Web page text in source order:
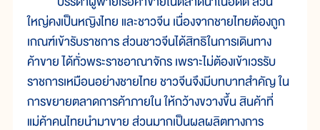
ใหญ่คงเป็นหญิงไทย และชาวจีน เนื่องจากชายไทยต้องถูก
เกณฑ์เข้ารับราชการ ส่วนชาวจีนได้สิทธิในการเดินทาง
ค้าขาย ได้ทั่วพระราชอาณาจักร เพราะไม่ต้องเข้าเวรรับ
ราชการเหมือนอย่างชายไทย ชาวจีนจึงมีบทบาทสำคัญ ใน
การขยายตลาดการค้าภายใน ให้กว้างขวางขึ้น สินค้าที่
แม่ค้าคนไทยนำมาขาย ส่วนมากเป็นผลผลิตทางการ